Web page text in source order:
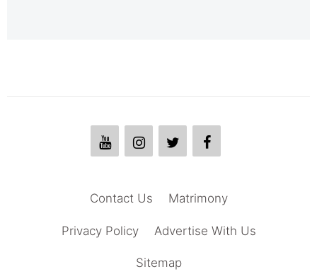
Matrimony
Contact Us
Advertise With Us
Privacy Policy
Sitemap